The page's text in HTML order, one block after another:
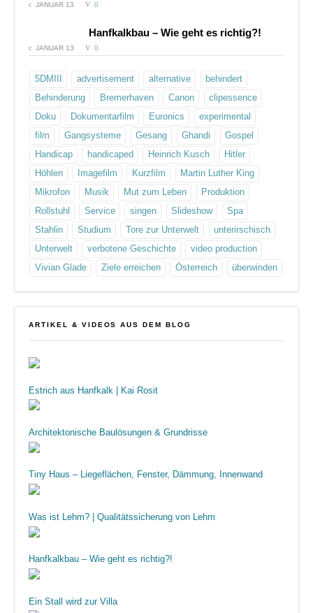
JANUAR 13 0
Hanfkalkbau – Wie geht es richtig?!
JANUAR 13 0
5DMIII advertisement alternative
behindert
Behinderung
Bremerhaven Canon
clipessence
Doku
Dokumentarfilm Euronics
experimental
film
Gangsysteme Gesang Ghandi
Gospel
Handicap
handicaped Heinrich Kusch
Hitler
Höhlen
Imagefilm Kurzfilm
Martin Luther King
Mikrofon
Musik Mut zum Leben
Produktion
Rollstuhl
Service singen Slideshow
Spa
Stahlin
Studium Tore zur Unterwelt
unterirschisch
Unterwelt
verbotene Geschichte
video production
Vivian Glade
Ziele erreichen Österreich überwinden
ARTIKEL & VIDEOS AUS DEM BLOG
Estrich aus Hanfkalk | Kai Rosit
Architektonische Baulösungen & Grundrisse
Tiny Haus – Liegeflächen, Fenster, Dämmung, Innenwand
Was ist Lehm? | Qualitätssicherung von Lehm
Hanfkalkbau – Wie geht es richtig?!
Ein Stall wird zur Villa